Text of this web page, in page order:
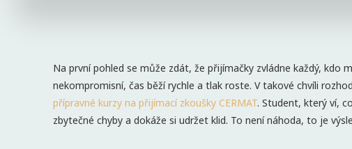
Na první pohled se může zdát, že přijímačky zvládne každý, kdo
nekompromisní, čas běží rychle a tlak roste. V takové chvíli
přípravné kurzy na přijímací zkoušky CERMAT. Student, který ví,
zbytečné chyby a dokáže si udržet klid. To není náhoda, to je